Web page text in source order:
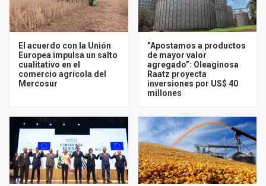
El acuerdo con la Unión
Europea impulsa un salto
cualitativo en el
comercio agrícola del
Mercosur
“Apostamos a productos
de mayor valor
agregado”: Oleaginosa
Raatz proyecta
inversiones por US$ 40
millones